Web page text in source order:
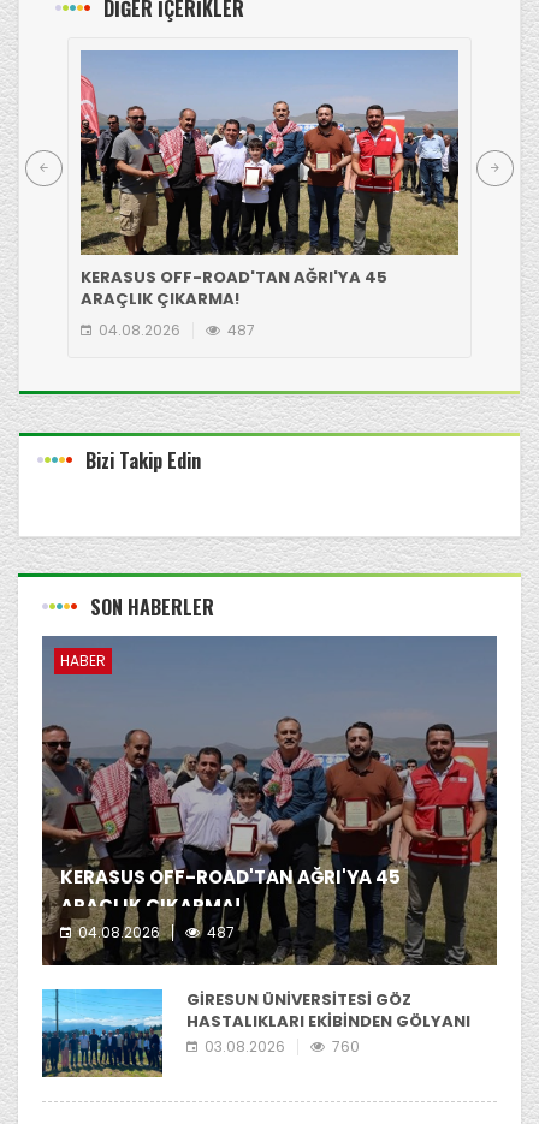
DİĞER İÇERİKLER
KERASUS OFF-ROAD'TAN AĞRI'YA 45
ARAÇLIK ÇIKARMA!
04.08.2026 487
Bizi Takip Edin
SON HABERLER
HABER
KERASUS OFF-ROAD'TAN AĞRI'YA 45
ARAÇLIK ÇIKARMA!
04.08.2026 487
Kerasus Off-Road ekibi yer aldı.
GİRESUN ÜNİVERSİTESİ GÖZ
HASTALIKLARI EKİBİNDEN GÖLYANI
YAYLASI'NIA ZİYARET
03.08.2026 760